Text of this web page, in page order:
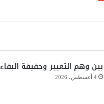
Y
u
T
بين وهم التغيير وحقيقة البقاء
4 أغسطس، 2026